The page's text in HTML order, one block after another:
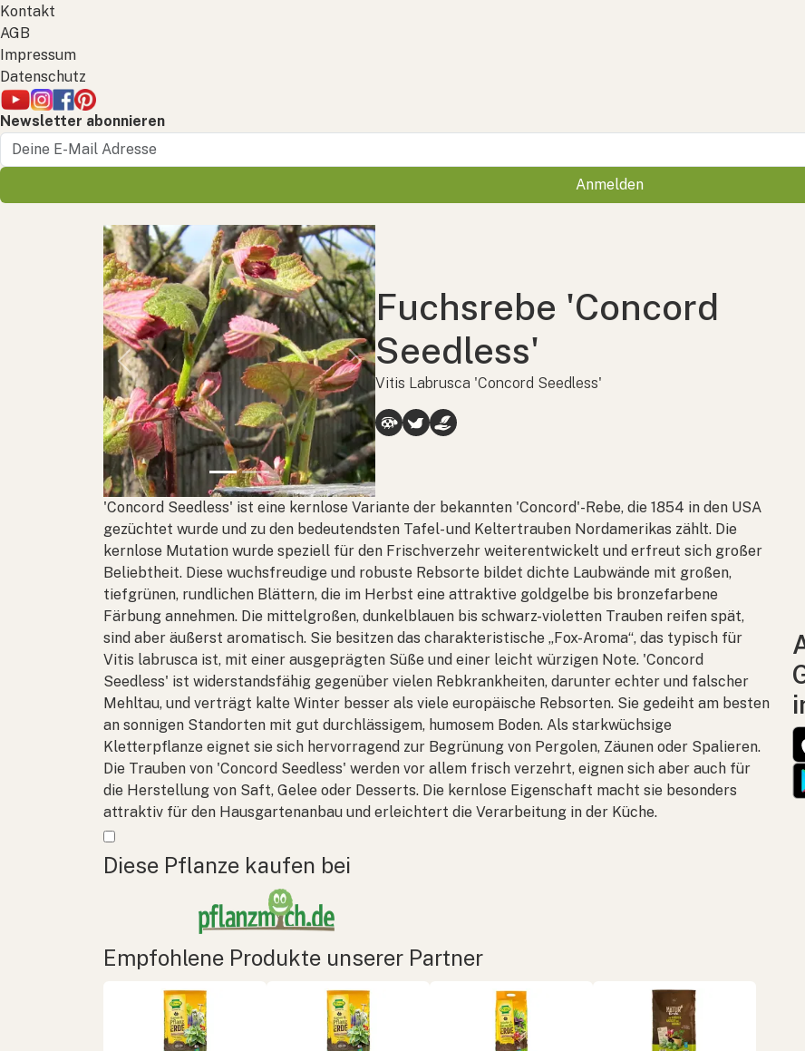
Kontakt
AGB
Impressum
Datenschutz
Newsletter abonnieren
Anmelden
Previous Next
Fuchsrebe 'Concord
Seedless'
Vitis Labrusca 'Concord Seedless'
'Concord Seedless' ist eine kernlose Variante der bekannten 'Concord'-Rebe, die 1854 in den USA
gezüchtet wurde und zu den bedeutendsten Tafel- und Keltertrauben Nordamerikas zählt. Die
kernlose Mutation wurde speziell für den Frischverzehr weiterentwickelt und erfreut sich großer
Beliebtheit. Diese wuchsfreudige und robuste Rebsorte bildet dichte Laubwände mit großen,
tiefgrünen, rundlichen Blättern, die im Herbst eine attraktive goldgelbe bis bronzefarbene
Färbung annehmen. Die mittelgroßen, dunkelblauen bis schwarz-violetten Trauben reifen spät,
sind aber äußerst aromatisch. Sie besitzen das charakteristische „Fox-Aroma“, das typisch für
Vitis labrusca ist, mit einer ausgeprägten Süße und einer leicht würzigen Note. 'Concord
Seedless' ist widerstandsfähig gegenüber vielen Rebkrankheiten, darunter echter und falscher
Mehltau, und verträgt kalte Winter besser als viele europäische Rebsorten. Sie gedeiht am besten
an sonnigen Standorten mit gut durchlässigem, humosem Boden. Als starkwüchsige
Kletterpflanze eignet sie sich hervorragend zur Begrünung von Pergolen, Zäunen oder Spalieren.
Die Trauben von 'Concord Seedless' werden vor allem frisch verzehrt, eignen sich aber auch für
die Herstellung von Saft, Gelee oder Desserts. Die kernlose Eigenschaft macht sie besonders
attraktiv für den Hausgartenanbau und erleichtert die Verarbeitung in der Küche.
Mehr anzeigen
Diese Pflanze kaufen bei
Empfohlene Produkte unserer Partner